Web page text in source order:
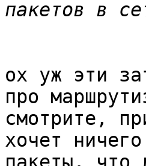
ох уж эти
про
смотрите,
хочет